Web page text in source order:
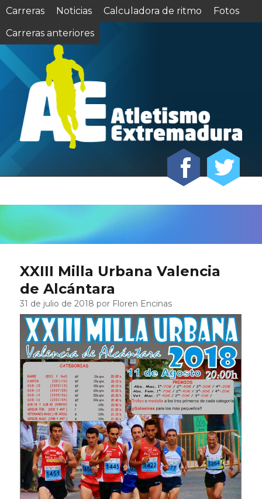
Carreras Noticias Calculadora de ritmo
Fotos
Carreras anteriores
XXIII Milla Urbana Valencia
de Alcántara
31 de julio de 2018 por Floren Encinas